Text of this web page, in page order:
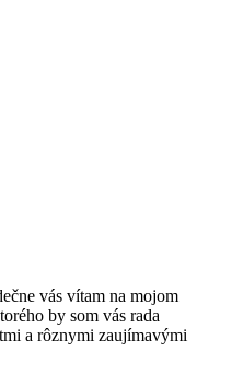
vás vítam na mojom
by som vás rada
a rôznymi zaujímavými